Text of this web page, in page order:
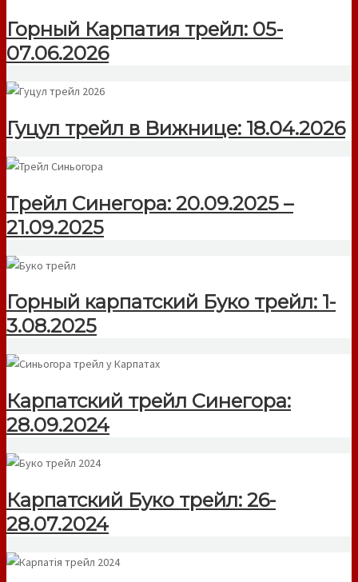
Горный Карпатия трейл: 05-
07.06.2026
Гуцул трейл в Вижнице: 18.04.2026
Трейл Синегора: 20.09.2025 –
21.09.2025
Горный карпатский Буко трейл: 1-
3.08.2025
Карпатский трейл Синегора:
28.09.2024
Карпатский Буко трейл: 26-
28.07.2024